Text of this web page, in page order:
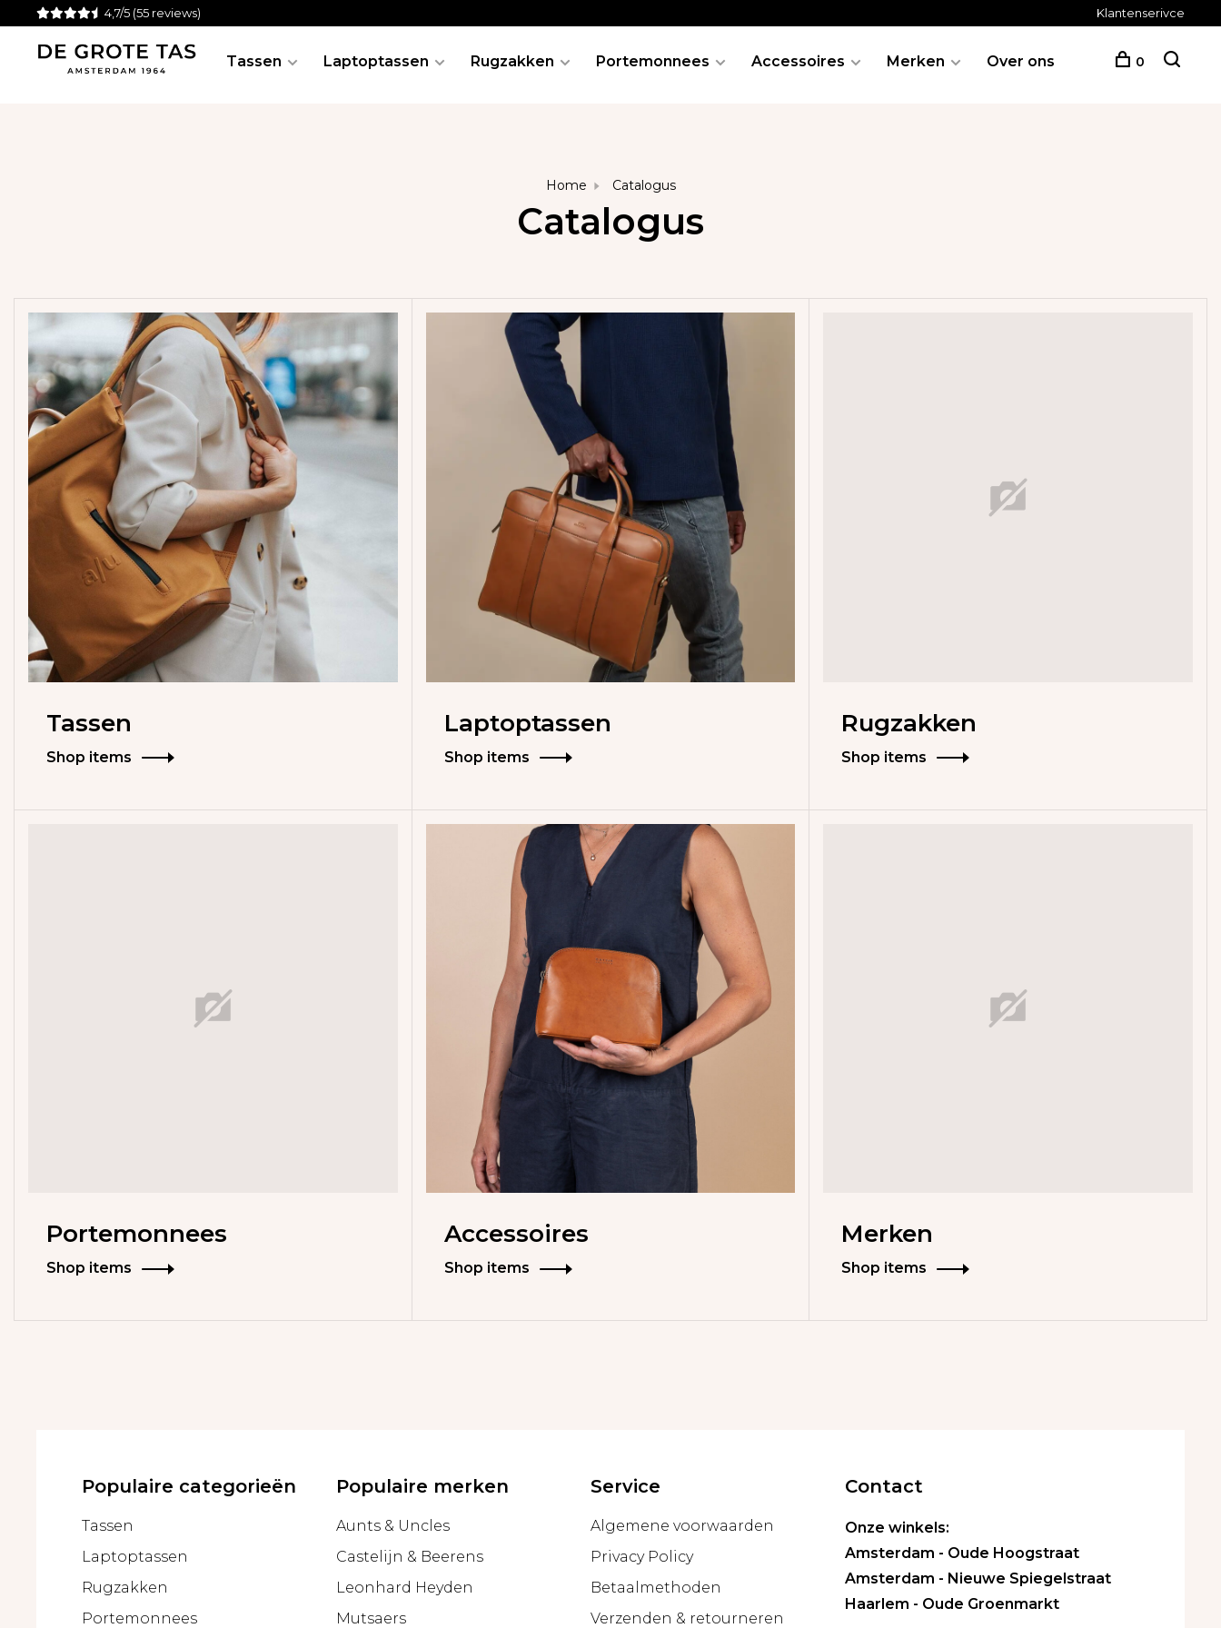
4,7/5 (55 reviews) Klantenserivce
Tassen Laptoptassen Rugzakken Portemonnees Accessoires Merken Over ons 0
Home Catalogus
Catalogus
Tassen
Shop items
Laptoptassen
Shop items
Rugzakken
Shop items
Portemonnees
Shop items
Accessoires
Shop items
Merken
Shop items
Populaire categorieën
Tassen
Laptoptassen
Rugzakken
Portemonnees
Populaire merken
Aunts & Uncles
Castelijn & Beerens
Leonhard Heyden
Mutsaers
Service
Algemene voorwaarden
Privacy Policy
Betaalmethoden
Verzenden & retourneren
Contact
Onze winkels:
Amsterdam - Oude Hoogstraat
Amsterdam - Nieuwe Spiegelstraat
Haarlem - Oude Groenmarkt